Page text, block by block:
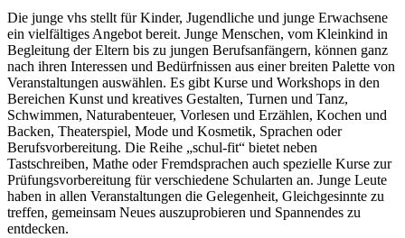
Die junge vhs stellt für Kinder, Jugendliche und junge Erwachsene
ein vielfältiges Angebot bereit. Junge Menschen, vom Kleinkind in
Begleitung der Eltern bis zu jungen Berufsanfängern, können ganz
nach ihren Interessen und Bedürfnissen aus einer breiten Palette von
Veranstaltungen auswählen. Es gibt Kurse und Workshops in den
Bereichen Kunst und kreatives Gestalten, Turnen und Tanz,
Schwimmen, Naturabenteuer, Vorlesen und Erzählen, Kochen und
Backen, Theaterspiel, Mode und Kosmetik, Sprachen oder
Berufsvorbereitung. Die Reihe „schul-fit“ bietet neben
Tastschreiben, Mathe oder Fremdsprachen auch spezielle Kurse zur
Prüfungsvorbereitung für verschiedene Schularten an. Junge Leute
haben in allen Veranstaltungen die Gelegenheit, Gleichgesinnte zu
treffen, gemeinsam Neues auszuprobieren und Spannendes zu
entdecken.